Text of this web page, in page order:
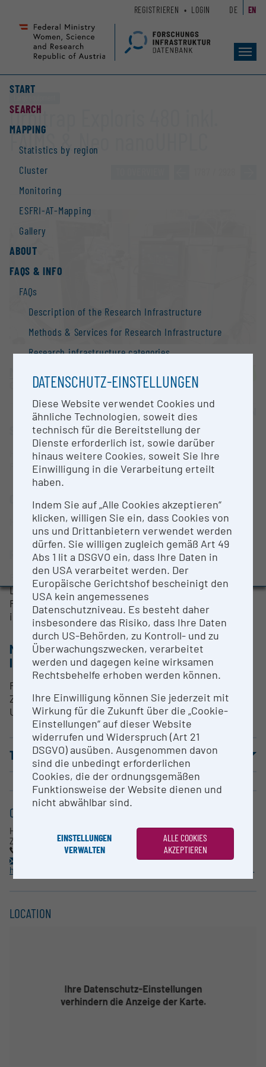
Seiteninhalt
Accesskey
Hauptnavigation
Accesskey
START
SEARCH
MAPPING
Statistics by region
Cluster
Monitoring
ESFRI-AT-Mapping
Gallery
ABOUT
FAQS & INFO
FAQs
Description of the Research Infrastructure
Methods & Services for Research Infrastructure
Research infrastructure categories
Contact
Information
National Strategy of Research Infrastructure
Research infrastructures in the European Union
infrastructure networks
BMBWF Research Infrastructure Database:
Evaluation Study 2022
Awards and press releases
REGISTRIEREN LOGIN DE EN
Orbitrap Exploris 480 inkl.
FAIMS & Neo nanoUHPLC
Graz |Website
OPEN FOR COLLABORATION
SHORT DESCRIPTION
Hochauflösendes Orbitrap Massenspektrometer für
Proteomics.
CONTACT PERSON
Harald Köfeler
RESEARCH SERVICES
Bottom up Protein ID
LFQ
Phosphoproteomics
intact top down proteomics
METHODS & EXPERTISE FOR RESEARCH
INFRASTRUCTURE
Proteomische Analyse von biologischen Proben aus
Zellkultur, Tiermodellen (Organe) und humanem
Ursprung.
TERMS OF USE
CONTACT
Harald Köfeler
ZMF / CF-MS
(316) 385-73005
https://zmf.medunigraz.at/oes/oe-fuer-forschungsinfrastruktur/core-facilities/massenspektrometrie
LOCATION
DATENSCHUTZ-EINSTELLUNGEN
Diese Website verwendet Cookies und
ähnliche Technologien, soweit dies
technisch für die Bereitstellung der
Dienste erforderlich ist, sowie darüber
hinaus weitere Cookies, soweit Sie Ihre
Einwilligung in die Verarbeitung erteilt
haben.
Indem Sie auf „Alle Cookies akzeptieren“
klicken, willigen Sie ein, dass Cookies von
uns und Drittanbietern verwendet werden
dürfen. Sie willigen zugleich gemäß Art 49
Abs 1 lit a DSGVO ein, dass Ihre Daten in
den USA verarbeitet werden. Der
Europäische Gerichtshof bescheinigt den
USA kein angemessenes
Datenschutzniveau. Es besteht daher
insbesondere das Risiko, dass Ihre Daten
durch US-Behörden, zu Kontroll- und zu
Überwachungszwecken, verarbeitet
werden und dagegen keine wirksamen
Rechtsbehelfe erhoben werden können.
Ihre Einwilligung können Sie jederzeit mit
Wirkung für die Zukunft über die „Cookie-
Einstellungen“ auf dieser Website
widerrufen und Widerspruch (Art 21
DSGVO) ausüben. Ausgenommen davon
sind die unbedingt erforderlichen
Cookies, die der ordnungsgemäßen
Funktionsweise der Website dienen und
nicht abwählbar sind.
EINSTELLUNGEN
VERWALTEN
ALLE COOKIES
AKZEPTIEREN